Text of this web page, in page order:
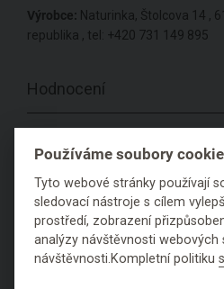
Výrobce: Naturinka, Štolcova 14 ,
republika , tel: +420 731 149 895
Hodnocení
PODROBNÉ
PRODUKTU
Používáme soubory
Tyto webové stránky používají
sledovací nástroje s cílem
prostředí, zobrazení
analýzy návštěvnosti
návštěvnosti.Kompletní politiku